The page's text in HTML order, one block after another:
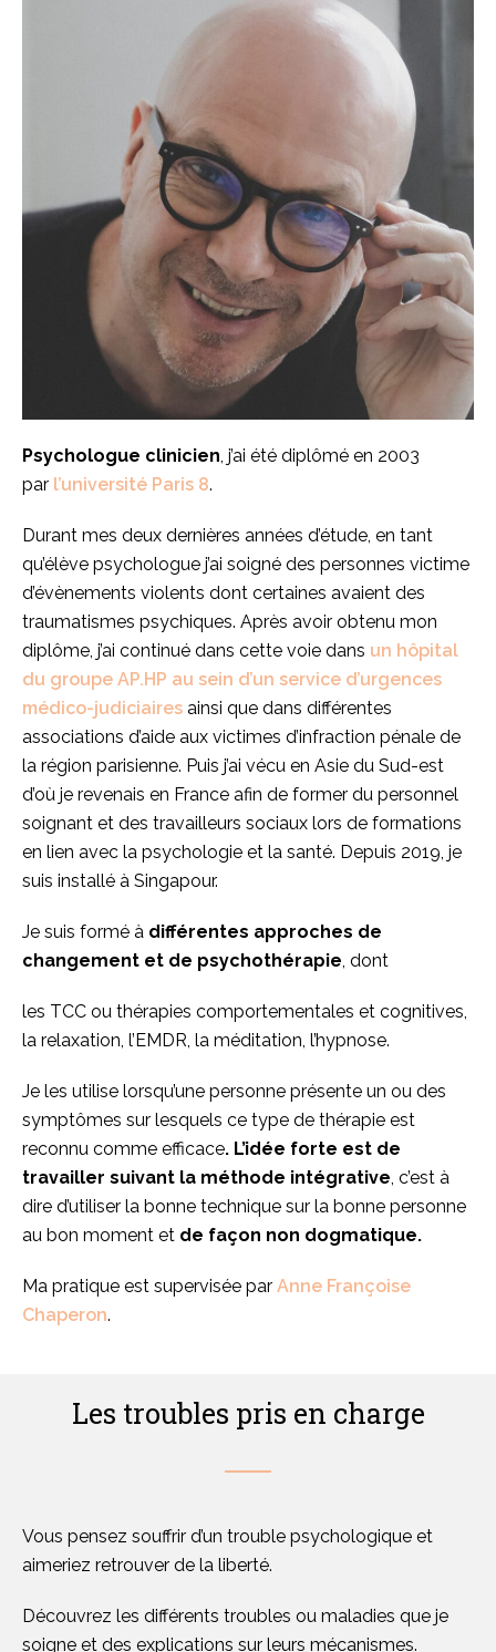
Psychologue clinicien, j’ai été diplômé en 2003
par l’université Paris 8.
Durant mes deux dernières années d’étude, en tant
qu’élève psychologue j’ai soigné des personnes victime
d’évènements violents dont certaines avaient des
traumatismes psychiques. Après avoir obtenu mon
diplôme, j’ai continué dans cette voie dans un hôpital
du groupe AP.HP au sein d’un service d’urgences
médico-judiciaires ainsi que dans différentes
associations d’aide aux victimes d’infraction pénale de
la région parisienne. Puis j’ai vécu en Asie du Sud-est
d’où je revenais en France afin de former du personnel
soignant et des travailleurs sociaux lors de formations
en lien avec la psychologie et la santé. Depuis 2019, je
suis installé à Singapour.
Je suis formé à différentes approches de
changement et de psychothérapie, dont
les TCC ou thérapies comportementales et cognitives,
la relaxation, l’EMDR, la méditation, l’hypnose.
Je les utilise lorsqu’une personne présente un ou des
symptômes sur lesquels ce type de thérapie est
reconnu comme efficace. L’idée forte est de
travailler suivant la méthode intégrative, c’est à
dire d’utiliser la bonne technique sur la bonne personne
au bon moment et de façon non dogmatique.
Ma pratique est supervisée par Anne Françoise
Chaperon.
Les troubles pris en charge
Vous pensez souffrir d’un trouble psychologique et
aimeriez retrouver de la liberté.
Découvrez les différents troubles ou maladies que je
soigne et des explications sur leurs mécanismes.